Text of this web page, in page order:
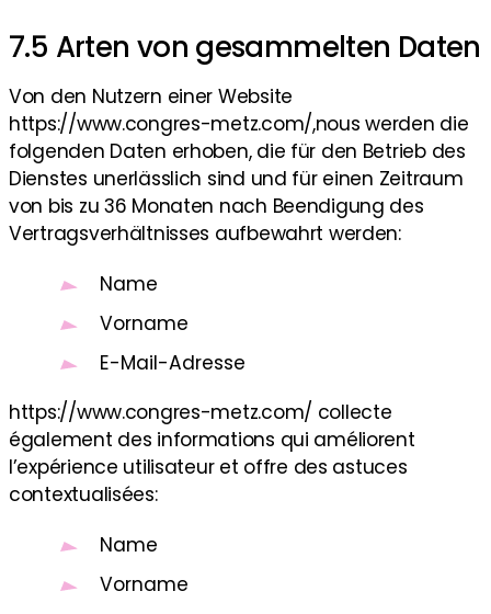
7.5 Arten von gesammelten Daten
Von den Nutzern einer Website
https://www.congres-metz.com/,nous werden die
folgenden Daten erhoben, die für den Betrieb des
Dienstes unerlässlich sind und für einen Zeitraum
von bis zu 36 Monaten nach Beendigung des
Vertragsverhältnisses aufbewahrt werden:
Name
Vorname
E-Mail-Adresse
https://www.congres-metz.com/ collecte
également des informations qui améliorent
l’expérience utilisateur et offre des astuces
contextualisées:
Name
Vorname